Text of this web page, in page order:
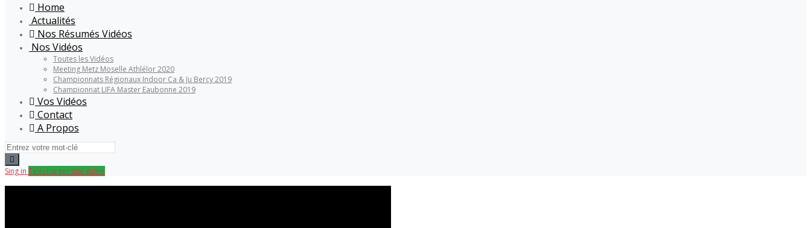
Home
Actualités
Nos Résumés Vidéos
Nos Vidéos
Toutes les Vidéos
Meeting Metz Moselle Athlélor 2020
Championnats Régionaux Indoor Ca & Ju Bercy 2019
Championnat LIFA Master Eaubonne 2019
Vos Vidéos
Contact
A Propos
Sing in Télécharger une video